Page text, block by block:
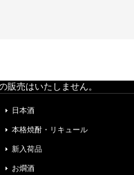
販売はいたしません。
日本酒
本格焼酎・リキュール
新入荷品
お燗酒